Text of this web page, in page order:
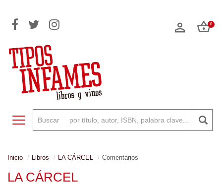
0
Toggle navigation
Inicio Libros LA CÁRCEL Comentarios
LA CÁRCEL